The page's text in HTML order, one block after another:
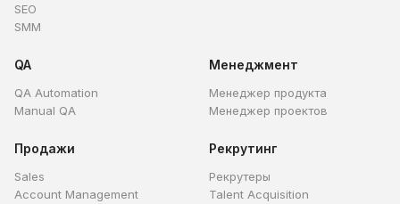
SEO
SMM
QA
QA Automation
Manual QA
Менеджмент
Менеджер продукта
Менеджер проектов
Продажи
Sales
Account Management
Рекрутинг
Рекрутеры
Talent Acquisition